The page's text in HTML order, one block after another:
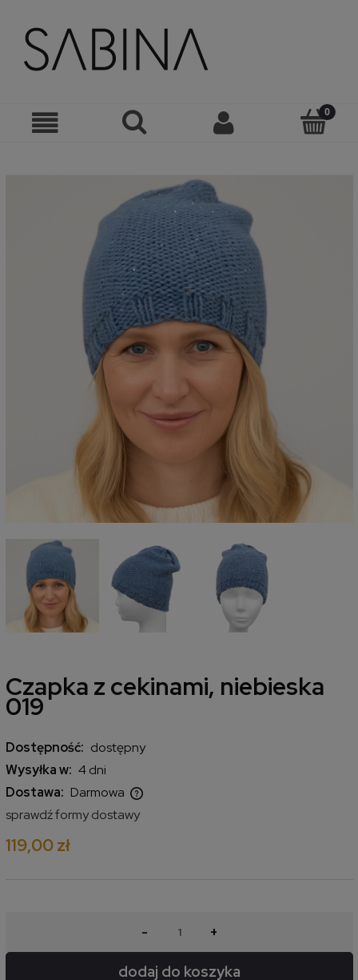
Czapka z cekinami, niebieska
019
Dostępność: dostępny
Wysyłka w: 4 dni
Dostawa: Darmowa
Cena nie zawiera ewentualnych kosztów płatności
sprawdź formy dostawy
119,00 zł
- +
dodaj do koszyka